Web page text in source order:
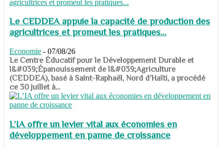
Le CEDDEA appuie la capacité de production des
agricultrices et promeut les pratiques...
Economie - 07/08/26
​​​​​​​Le Centre Éducatif pour le Développement Durable et
l&#039;Épanouissement de l&#039;Agriculture
(CEDDEA), basé à Saint-Raphaël, Nord d’Haïti, a procédé
ce 30 juillet à...
L’IA offre un levier vital aux économies en
développement en panne de croissance